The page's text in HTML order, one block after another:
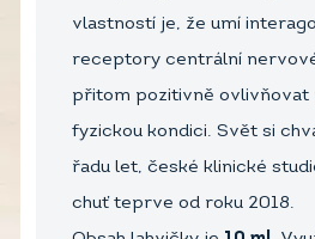
vlastností je, že umí
receptory centrální
přitom pozitivně ovlivňovat
fyzickou kondici. Svět si
řadu let, české klinické
chuť teprve od roku 2018.